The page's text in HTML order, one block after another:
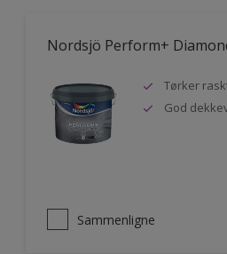
Nordsjö Perform+
Tørker
God
Sammenligne